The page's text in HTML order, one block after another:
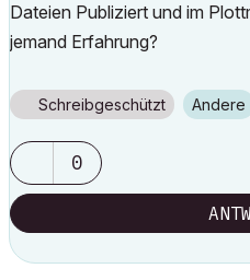
Dateien Publiziert und im
jemand Erfahrung?
Schreibgeschützt Andere
0